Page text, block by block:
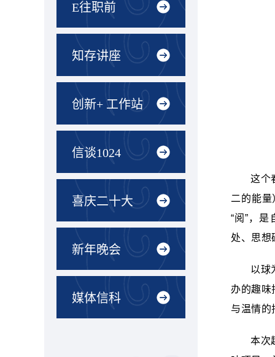
E往职前
知存讲座
创新+ 工作站
信谈1024
喜庆二十大
新年晚会
媒体信科
这个
二的能量
“阅”，
处、思想
以球
办的趣味
与温情的
本次